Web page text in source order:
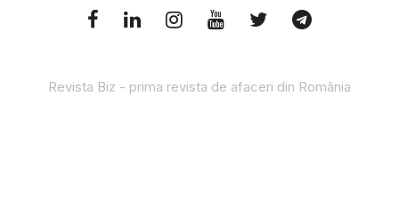
Revista Biz - prima revista de afaceri din România